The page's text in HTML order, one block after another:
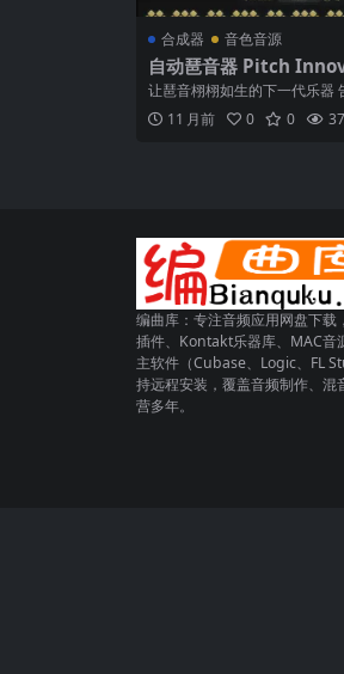
合成器 音色音源
自动琶音器 Pitch
ernal Arps v1.0.3 WiN
让琶音栩栩如生的下一代乐器
重复的琶音-受真实表演的启发
11 月前 0 0 37
编曲库：专注音频应用网盘下载
插件、Kontakt乐器库、MAC音
主软件（Cubase、Logic、FL
持远程安装，覆盖音频制作、
营多年。